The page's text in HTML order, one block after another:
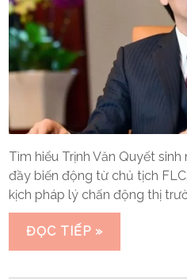
Tìm hiểu Trịnh Văn Quyết
đầy biến động từ chủ tịch
kịch pháp lý chấn động thị
ĐỌC TIẾP »